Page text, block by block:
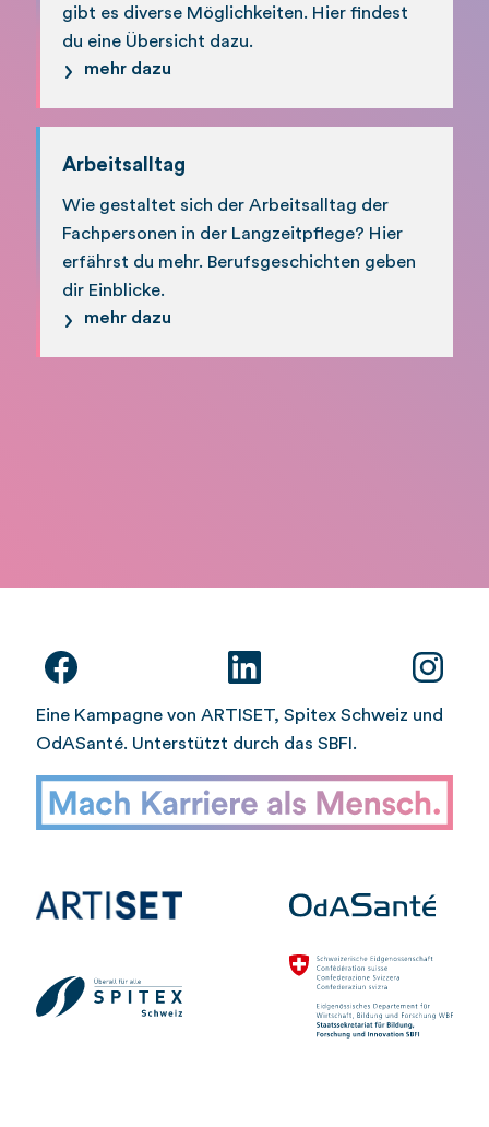
gibt es diverse Möglichkeiten. Hier findest
du eine Übersicht dazu.
mehr dazu
Arbeitsalltag
Wie gestaltet sich der Arbeitsalltag der
Fachpersonen in der Langzeitpflege? Hier
erfährst du mehr. Berufsgeschichten geben
dir Einblicke.
mehr dazu
Eine Kampagne von ARTISET, Spitex Schweiz und
OdASanté. Unterstützt durch das SBFI.